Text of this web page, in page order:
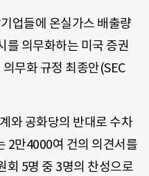
업들에 온실가스 배출량
를 의무화하는 미국 증권
무화 규정 최종안(SEC
와 공화당의 반대로 수차
2만4000여 건의 의견서를
회 5명 중 3명의 찬성으로